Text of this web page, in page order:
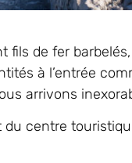
fils de fer
à l’entrée
arrivons
centre